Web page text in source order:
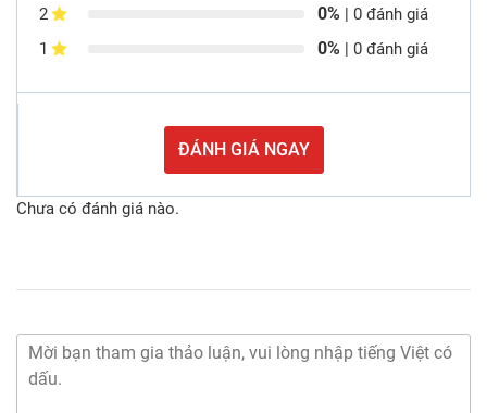
2
0% | 0 đánh giá
1
0% | 0 đánh giá
ĐÁNH GIÁ NGAY
Chưa có đánh giá nào.